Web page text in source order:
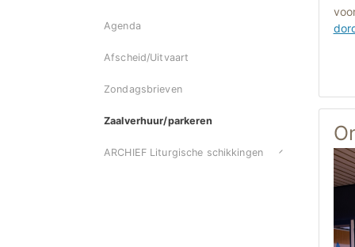
Agenda
Afscheid/Uitvaart
Zondagsbrieven
Zaalverhuur/parkeren
ARCHIEF Liturgische schikkingen